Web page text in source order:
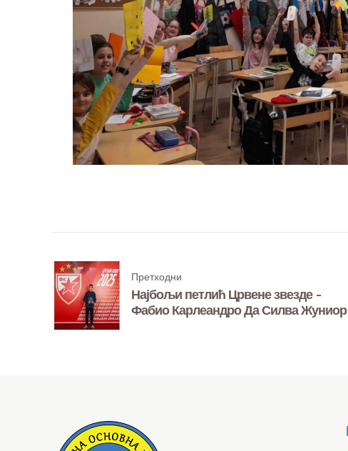
Претходни
Најбољи петлић Црвене звезде -
Фабио Карлеандро Да Силва Жуниор